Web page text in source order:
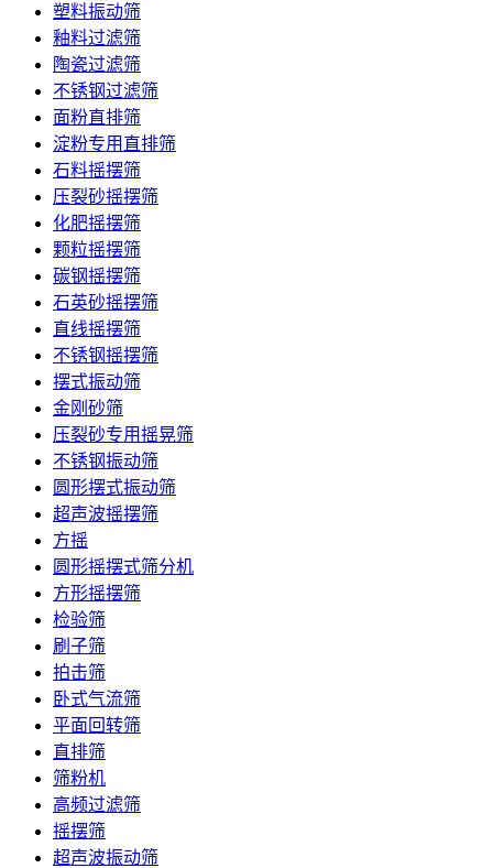
塑料振动筛
釉料过滤筛
陶瓷过滤筛
不锈钢过滤筛
面粉直排筛
淀粉专用直排筛
石料摇摆筛
压裂砂摇摆筛
化肥摇摆筛
颗粒摇摆筛
碳钢摇摆筛
石英砂摇摆筛
直线摇摆筛
不锈钢摇摆筛
摆式振动筛
金刚砂筛
压裂砂专用摇晃筛
不锈钢振动筛
圆形摆式振动筛
超声波摇摆筛
方摇
圆形摇摆式筛分机
方形摇摆筛
检验筛
刷子筛
拍击筛
卧式气流筛
平面回转筛
直排筛
筛粉机
高频过滤筛
摇摆筛
超声波振动筛